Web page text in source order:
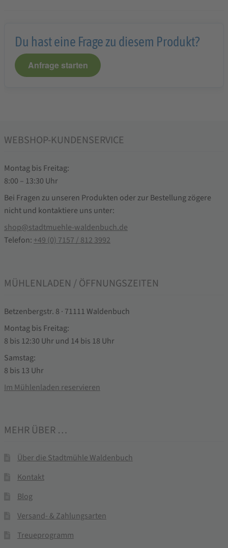
Du hast eine Frage zu diesem Produkt?
Anfrage starten
WEBSHOP-KUNDENSERVICE
Montag bis Freitag:
8:00 – 13:30 Uhr
Bei Fragen zu unseren Produkten oder zur Bestellung zögere
nicht und kontaktiere uns unter:
shop@stadtmuehle-waldenbuch.de
Telefon: +49 (0) 7157 / 812 3992
MÜHLENLADEN / ÖFFNUNGSZEITEN
Betzenbergstr. 8 · 71111 Waldenbuch
Montag bis Freitag:
8 bis 12:30 Uhr und 14 bis 18 Uhr
Samstag:
8 bis 13 Uhr
Im Mühlenladen reservieren
MEHR ÜBER …
Über die Stadtmühle Waldenbuch
Kontakt
Blog
Versand- & Zahlungsarten
Treueprogramm